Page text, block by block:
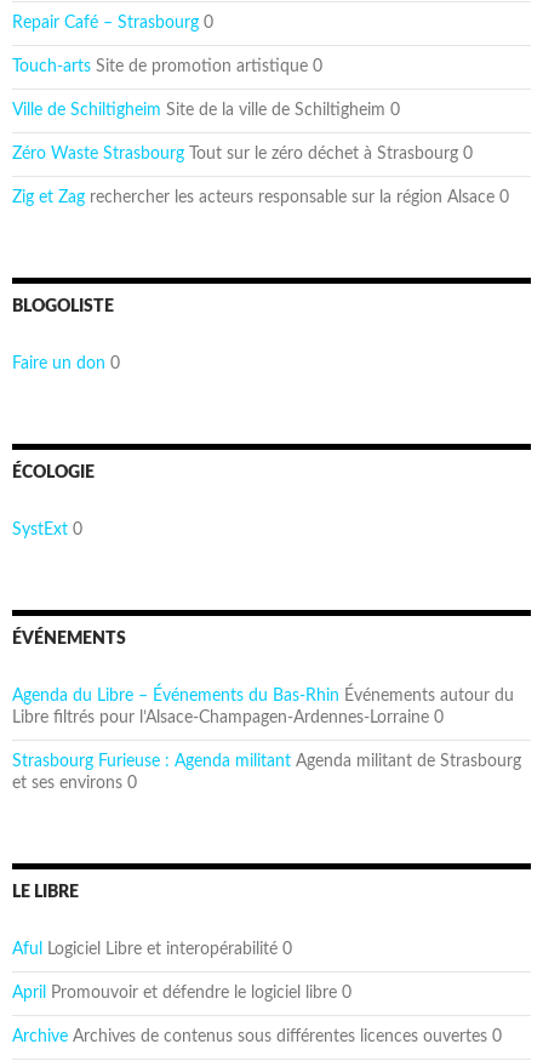
Repair Café – Strasbourg 0
Touch-arts Site de promotion artistique 0
Ville de Schiltigheim Site de la ville de Schiltigheim 0
Zéro Waste Strasbourg Tout sur le zéro déchet à Strasbourg 0
Zig et Zag rechercher les acteurs responsable sur la région Alsace 0
BLOGOLISTE
Faire un don 0
ÉCOLOGIE
SystExt 0
ÉVÉNEMENTS
Agenda du Libre – Événements du Bas-Rhin Événements autour du
Libre filtrés pour l’Alsace-Champagen-Ardennes-Lorraine 0
Strasbourg Furieuse : Agenda militant Agenda militant de Strasbourg
et ses environs 0
LE LIBRE
Aful Logiciel Libre et interopérabilité 0
April Promouvoir et défendre le logiciel libre 0
Archive Archives de contenus sous différentes licences ouvertes 0